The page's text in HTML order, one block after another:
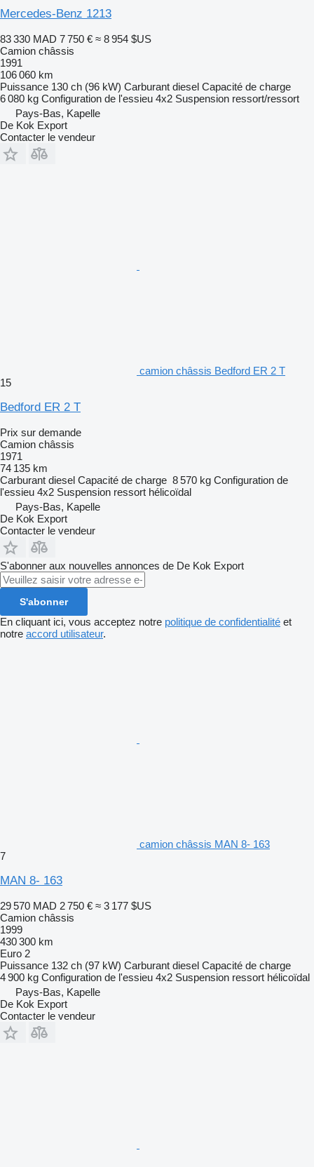
Mercedes-Benz 1213
83 330 MAD 7 750 € ≈ 8 954 $US
Camion châssis
1991
106 060 km
Puissance 130 ch (96 kW) Carburant diesel Capacité de charge
6 080 kg Configuration de l'essieu 4x2 Suspension ressort/ressort
Pays-Bas, Kapelle
De Kok Export
Contacter le vendeur
camion châssis Bedford ER 2 T
15
Bedford ER 2 T
Prix sur demande
Camion châssis
1971
74 135 km
Carburant diesel Capacité de charge 8 570 kg Configuration de
l'essieu 4x2 Suspension ressort hélicoïdal
Pays-Bas, Kapelle
De Kok Export
Contacter le vendeur
S'abonner aux nouvelles annonces de De Kok Export
S'abonner
En cliquant ici, vous acceptez notre politique de confidentialité et
notre accord utilisateur.
camion châssis MAN 8- 163
7
MAN 8- 163
29 570 MAD 2 750 € ≈ 3 177 $US
Camion châssis
1999
430 300 km
Euro 2
Puissance 132 ch (97 kW) Carburant diesel Capacité de charge
4 900 kg Configuration de l'essieu 4x2 Suspension ressort hélicoïdal
Pays-Bas, Kapelle
De Kok Export
Contacter le vendeur